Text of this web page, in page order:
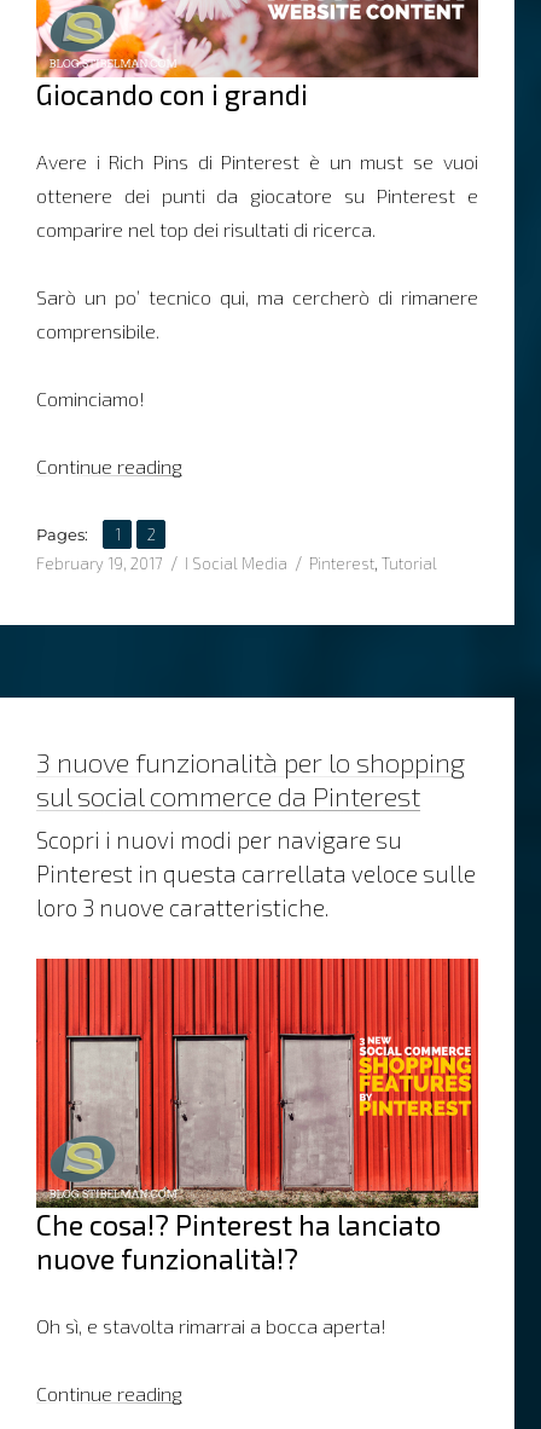
Giocando con i grandi
Avere i Rich Pins di Pinterest è un must se vuoi
ottenere dei punti da giocatore su Pinterest e
comparire nel top dei risultati di ricerca.
Sarò un po’ tecnico qui, ma cercherò di rimanere
comprensibile.
Cominciamo!
Continue reading“Come creare i Rich Pins di Pinterest dal
Pages: Page
1 ,Page
2
Posted
February 19, 2017 Categories
I Social Media Tags
Pinterest, Tutorial
3 nuove funzionalità per lo shopping
sul social commerce da Pinterest
Scopri i nuovi modi per navigare su
Pinterest in questa carrellata veloce sulle
loro 3 nuove caratteristiche.
Che cosa!? Pinterest ha lanciato
nuove funzionalità!?
Oh sì, e stavolta rimarrai a bocca aperta!
Continue reading“3 nuove funzionalità per lo shopping sul